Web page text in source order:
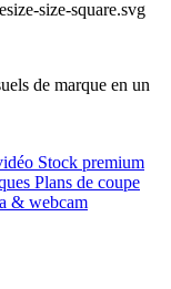
de marque en un
Stock premium
Plans de coupe
& webcam